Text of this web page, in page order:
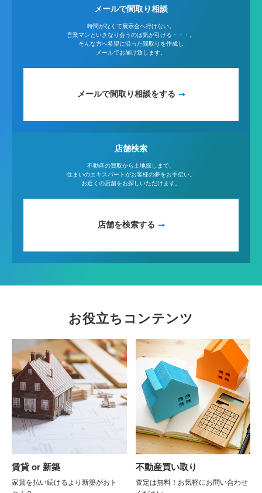
メールで間取り相談
時間がなくて展示会へ行けない。
営業マンといきなり会うのは気が引ける・・・。
そんな方へ希望に沿った間取りを作成し
メールでお届け致します。
メールで間取り相談をする
店舗検索
不動産の買取から土地探しまで、
住まいのエキスパートがお客様の夢をお手伝い。
お近くの店舗をお探しいただけます。
店舗を検索する
お役立ちコンテンツ
賃貸 or 新築
家賃を払い続けるより新築がおト
不動産買い取り
査定は無料！お気軽にお問い合わせ